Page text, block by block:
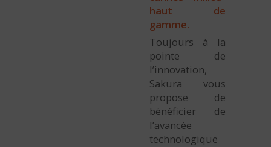
haut de
gamme.
Toujours à la
pointe de
l’innovation,
Sakura vous
propose de
bénéficier de
l’avancée
technologique